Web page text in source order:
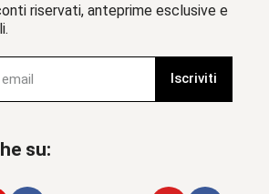
riservati, anteprime esclusive e
Iscriviti
su: